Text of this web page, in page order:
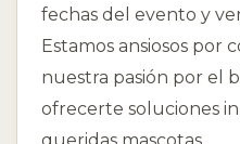
fechas del evento y
Estamos ansiosos por
nuestra pasión por el
ofrecerte soluciones